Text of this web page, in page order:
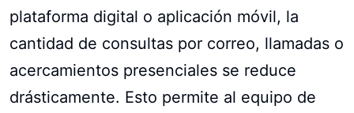
plataforma digital o aplicación móvil, la
cantidad de consultas por correo, llamadas o
acercamientos presenciales se reduce
drásticamente. Esto permite al equipo de